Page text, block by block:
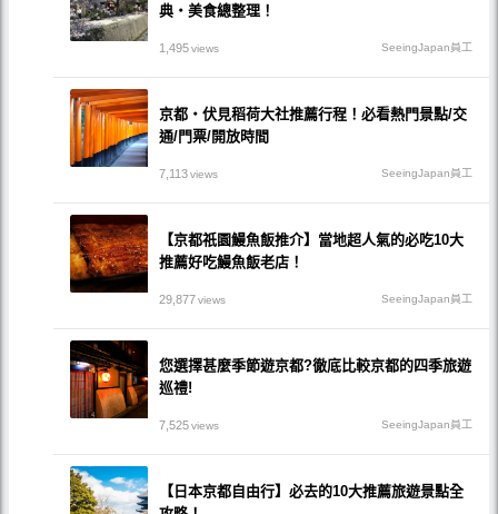
典・美食總整理！
1,495views SeeingJapan員工
京都・伏見稻荷大社推薦行程！必看熱門景點/交
通/門票/開放時間
7,113views SeeingJapan員工
【京都祇園鰻魚飯推介】當地超人氣的必吃10大
推薦好吃鰻魚飯老店！
29,877views SeeingJapan員工
您選擇甚麼季節遊京都?徹底比較京都的四季旅遊
巡禮!
7,525views SeeingJapan員工
【日本京都自由行】必去的10大推薦旅遊景點全